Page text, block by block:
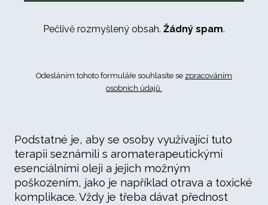
Pečlivě rozmyšlený obsah. Žádný spam.
Odesláním tohoto formuláře souhlasíte se zpracováním
osobních údajů.
Podstatné je, aby se osoby využívající tuto
terapii seznámili s aromaterapeutickými
esenciálními oleji a jejich možným
poškozením, jako je například otrava a toxické
komplikace. Vždy je třeba dávat přednost